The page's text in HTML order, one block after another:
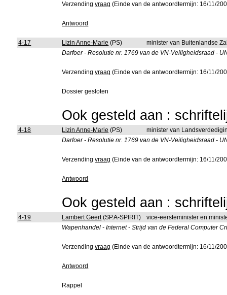
Verzendingvraag (Einde van de antwoordtermijn: 16/11/
Antwoord
4-17 Lizin Anne-Marie (PS)
minister van Buitenlandse
Darfoer - Resolutie nr. 1769 van de VN-Veiligheidsraad -
Verzendingvraag (Einde van de antwoordtermijn: 16/11/
Dossier gesloten
Ook gesteld aan :
4-18 Lizin Anne-Marie (PS)
minister van
Darfoer - Resolutie nr. 1769 van de VN-Veiligheidsraad -
Verzendingvraag (Einde van de antwoordtermijn: 16/11/
Antwoord
Ook gesteld aan :
4-19 Lambert Geert(SP.A-SPIRIT)
vice-eersteminister en
Wapenhandel - Internet - Strijd van de Federal Computer
Verzendingvraag (Einde van de antwoordtermijn: 16/11/
Antwoord
Rappel